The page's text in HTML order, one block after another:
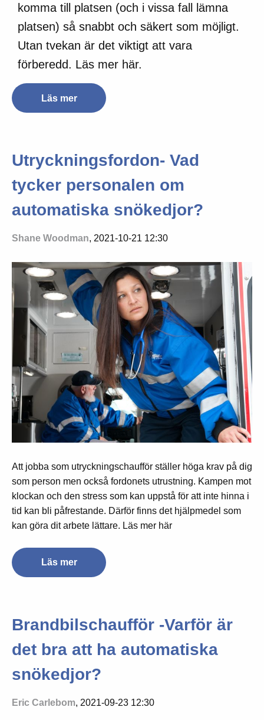
komma till platsen (och i vissa fall lämna
platsen) så snabbt och säkert som möjligt.
Utan tvekan är det viktigt att vara
förberedd. Läs mer här.
Läs mer
Utryckningsfordon- Vad
tycker personalen om
automatiska snökedjor?
Shane Woodman, 2021-10-21 12:30
Att jobba som utryckningschaufför ställer höga krav på dig
som person men också fordonets utrustning. Kampen mot
klockan och den stress som kan uppstå för att inte hinna i
tid kan bli påfrestande. Därför finns det hjälpmedel som
kan göra dit arbete lättare. Läs mer här
Läs mer
Brandbilschaufför -Varför är
det bra att ha automatiska
snökedjor?
Eric Carlebom, 2021-09-23 12:30